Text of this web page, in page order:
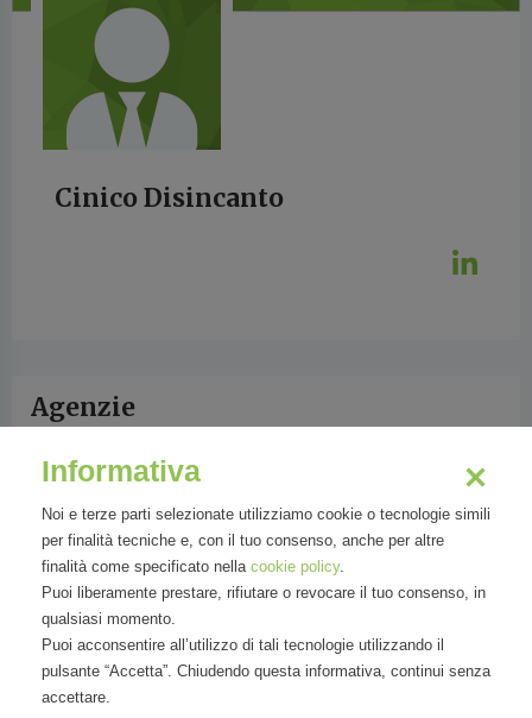
Cinico Disincanto
Agenzie
Organizzazioni
Informativa
Noi e terze parti selezionate utilizziamo cookie o tecnologie simili
per finalità tecniche e, con il tuo consenso, anche per altre
finalità come specificato nella cookie policy.
Puoi liberamente prestare, rifiutare o revocare il tuo consenso, in
qualsiasi momento.
Puoi acconsentire all’utilizzo di tali tecnologie utilizzando il
pulsante “Accetta”. Chiudendo questa informativa, continui senza
accettare.